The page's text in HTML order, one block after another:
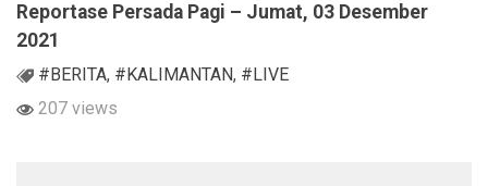
Reportase Persada Pagi – Jumat, 03 Desember
2021
#BERITA, #KALIMANTAN, #LIVE
207 views